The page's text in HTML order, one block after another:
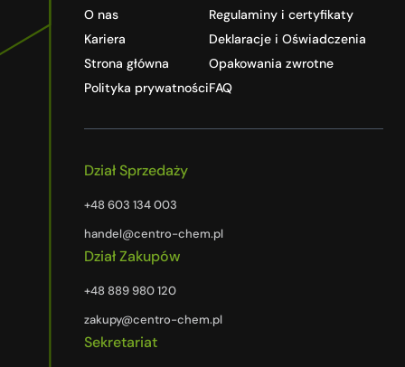
O nas
Kariera
Strona główna
Polityka prywatności
Regulaminy i certyfikaty
Deklaracje i Oświadczenia
Opakowania zwrotne
FAQ
Dział Sprzedaży
+48 603 134 003
handel@centro-chem.pl
Dział Zakupów
+48 889 980 120
zakupy@centro-chem.pl
Sekretariat